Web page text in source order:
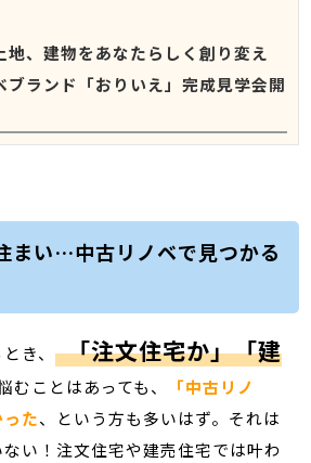
地、建物をあなたらしく創り変え
ブランド「おりいえ」完成見学会開
まい…中古リノベで見つかる
き、 「注文住宅か」「建
むことはあっても、
「中古リノ
た、という方も多いはず。それは
い！注文住宅や建売住宅では叶わ